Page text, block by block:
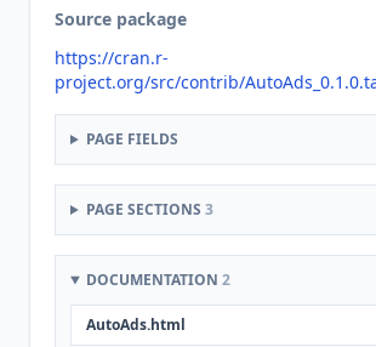
Source package
https://cran.r-
project.org/src/contrib/
PAGE FIELDS
PAGE SECTIONS 3
DOCUMENTATION 2
AutoAds.html